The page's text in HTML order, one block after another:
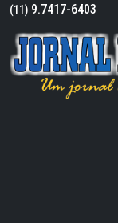
(11) 9.7417-6403